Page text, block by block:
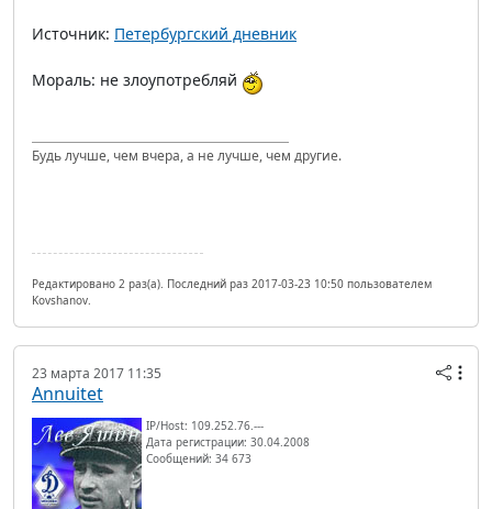
Источник: Петербургский дневник
Мораль: не злоупотребляй
Будь лучше, чем вчера, а не лучше, чем другие.
Редактировано 2 раз(а). Последний раз 2017-03-23 10:50 пользователем
Kovshanov.
23 марта 2017 11:35
Annuitet
IP/Host: 109.252.76.---
Дата регистрации: 30.04.2008
Сообщений: 34 673